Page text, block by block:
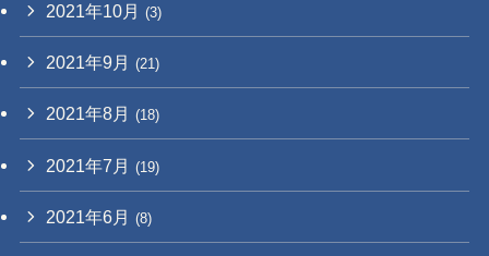
2021年10月 (3)
2021年9月 (21)
2021年8月 (18)
2021年7月 (19)
2021年6月 (8)